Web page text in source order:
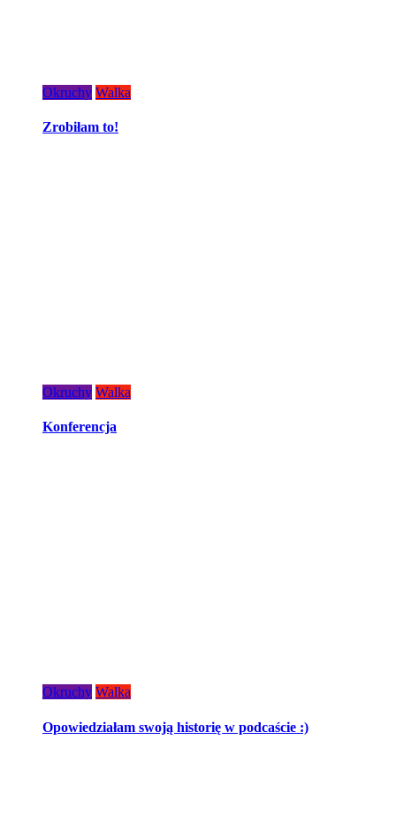
Okruchy Walka
Zrobiłam to!
Okruchy Walka
Konferencja
Okruchy Walka
Opowiedziałam swoją historię w podcaście :)